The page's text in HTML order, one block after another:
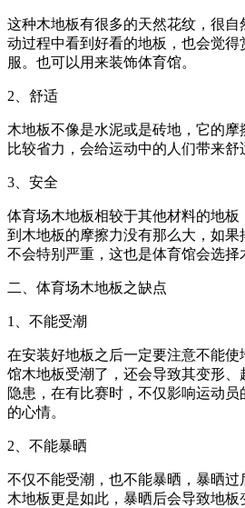
这种木地板有很多的天然花纹，很
动过程中看到好看的地板，也会觉
服。也可以用来装饰体育馆。
2、舒适
木地板不像是水泥或是砖地，它的
比较省力，会给运动中的人们带来舒
3、安全
体育场木地板相较于其他材料的地
到木地板的摩擦力没有那么大，如
不会特别严重，这也是体育馆会选择
二、体育场木地板之缺点
1、不能受潮
在安装好地板之后一定要注意不能
馆木地板受潮了，还会导致其变形
隐患，在有比赛时，不仅影响运动
的心情。
2、不能暴晒
不仅不能受潮，也不能暴晒，暴晒过
木地板更是如此，暴晒后会导致地板